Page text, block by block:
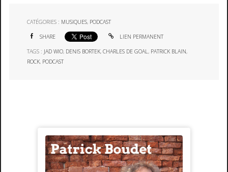
CATÉGORIES : MUSIQUES, PODCAST
SHARE LIEN PERMANENT
TAGS : JAD WIO, DENIS BORTEK,CHARLES DE GOAL, PATRICK BLAIN,
ROCK, PODCAST